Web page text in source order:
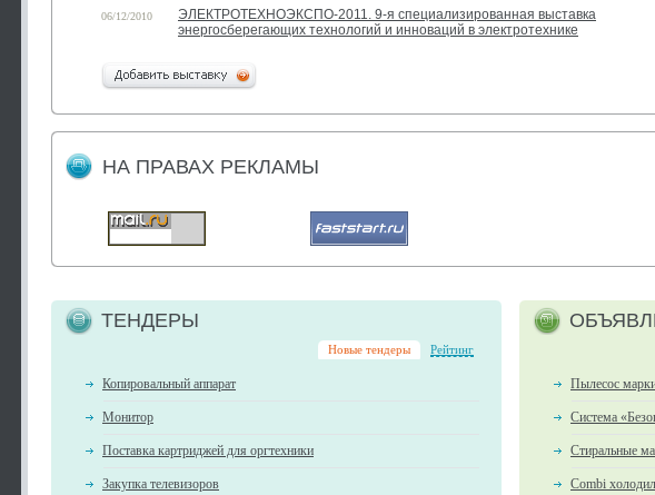
06/12/2010
ЭЛЕКТРОТЕХНОЭКСПО-2011. 9-я специализированная выставка
энергосберегающих технологий и инноваций в электротехнике
НА ПРАВАХ РЕКЛАМЫ
ТЕНДЕРЫ
Новые тендеры Рейтинг
Копировальный аппарат
Монитор
Поставка картриджей для оргтехники
Закупка телевизоров
Пылесос
Система
Стиральные
Combi